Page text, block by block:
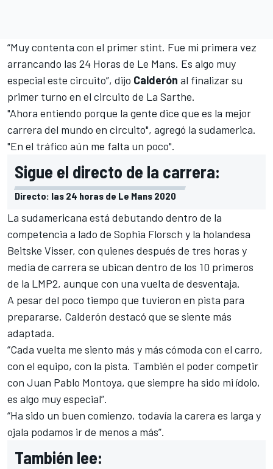
“Muy contenta con el primer stint. Fue mi primera vez
arrancando las 24 Horas de Le Mans. Es algo muy
especial este circuito”, dijo Calderón al finalizar su
primer turno en el circuito de La Sarthe.
"Ahora entiendo porque la gente dice que es la mejor
carrera del mundo en circuito", agregó la sudamerica.
"En el tráfico aún me falta un poco".
Sigue el directo de la carrera:
Directo: las 24 horas de Le Mans 2020
La sudamericana está debutando dentro de la
competencia a lado de Sophia Florsch y la holandesa
Beitske Visser, con quienes después de tres horas y
media de carrera se ubican dentro de los 10 primeros
de la LMP2, aunque con una vuelta de desventaja.
A pesar del poco tiempo que tuvieron en pista para
prepararse, Calderón destacó que se siente más
adaptada.
“Cada vuelta me siento más y más cómoda con el carro,
con el equipo, con la pista. También el poder competir
con Juan Pablo Montoya, que siempre ha sido mi ídolo,
es algo muy especial”.
“Ha sido un buen comienzo, todavía la carera es larga y
ojala podamos ir de menos a más”.
También lee: